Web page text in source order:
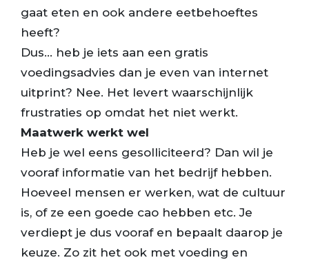
gaat eten en ook andere eetbehoeftes
heeft?
Dus… heb je iets aan een gratis
voedingsadvies dan je even van internet
uitprint? Nee. Het levert waarschijnlijk
frustraties op omdat het niet werkt.
Maatwerk werkt wel
Heb je wel eens gesolliciteerd? Dan wil je
vooraf informatie van het bedrijf hebben.
Hoeveel mensen er werken, wat de cultuur
is, of ze een goede cao hebben etc. Je
verdiept je dus vooraf en bepaalt daarop je
keuze. Zo zit het ook met voeding en